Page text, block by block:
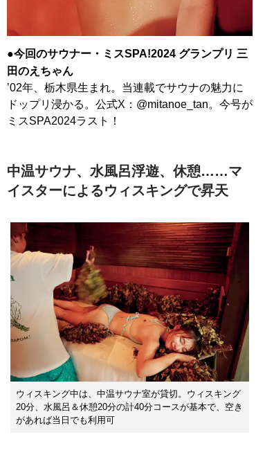
●今回のサウナー・ミスSPA!2024 グランプリ 三
田のえちゃん
’02年、栃木県生まれ。当連載でサウナの魅力に
ドップリ浸かる。公式X：@mitanoe_tan。今号が
ミスSPA2024ラスト！
中温サウナ、水風呂浮遊、休憩……マ
イスターによるウィスキングで昇天
ウィスキング中は、中温サウナ室が貸切。ウィスキング
20分、水風呂＆休憩20分の計40分コースが基本で、空き
があれば当日でも利用可